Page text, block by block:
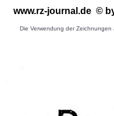
www.rz-journal.de ©
Die Verwendung der